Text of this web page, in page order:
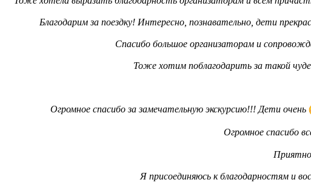
Благодарим за поездку! Интересно, познавательно, дети
Спасибо большое организаторам и
Тоже хотим поблагодарить за такой
Огромное спасибо за замечательную экскурсию!!! Дети очень
Огромное спасибо
Приятно
Я присоединяюсь к благодарностям и